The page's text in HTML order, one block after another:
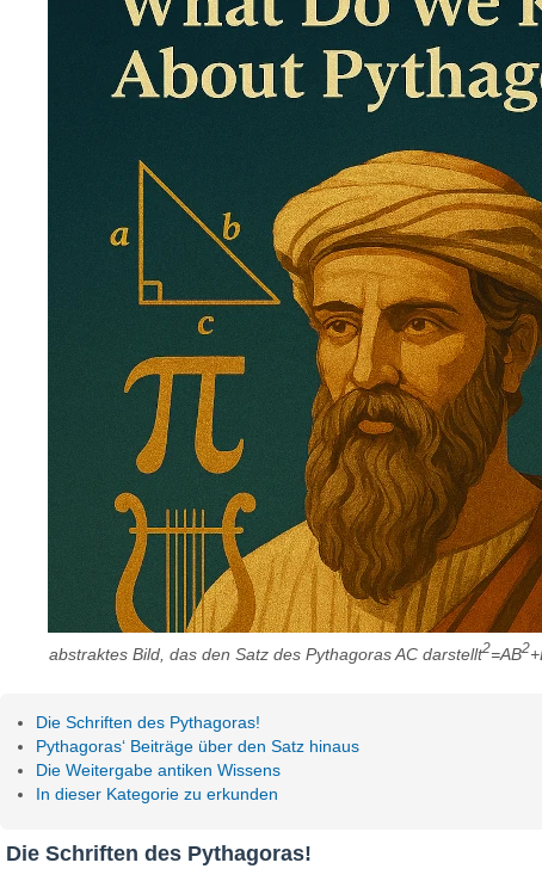
abstraktes Bild, das den Satz des Pythagoras AC darstellt2=AB2
Die Schriften des Pythagoras!
Pythagoras‘ Beiträge über den Satz hinaus
Die Weitergabe antiken Wissens
In dieser Kategorie zu erkunden
Die Schriften des Pythagoras!